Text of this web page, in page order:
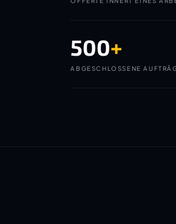
500+
ABGESCHLOSSENE